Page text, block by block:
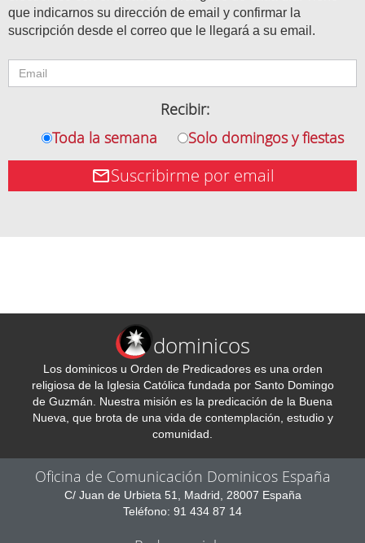
que indicarnos su dirección de email y confirmar la
suscripción desde el correo que le llegará a su email.
Recibir:
Toda la semana
Solo domingos y fiestas
Suscribirme por email
dominicos
Los dominicos u Orden de Predicadores es una orden
religiosa de la Iglesia Católica fundada por Santo Domingo
de Guzmán. Nuestra misión es la predicación de la Buena
Nueva, que brota de una vida de contemplación, estudio y
comunidad.
Oficina de Comunicación Dominicos España
C/ Juan de Urbieta 51, Madrid, 28007 España
Teléfono: 91 434 87 14